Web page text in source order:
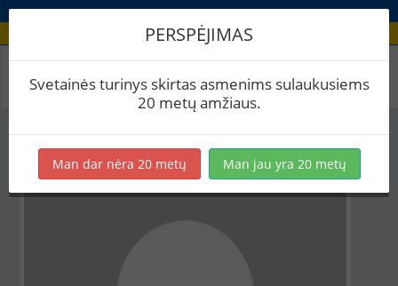
Aludario paskyra
PERSPĖJIMAS
Svetainės turinys skirtas asmenims sulaukusiems
20 metų amžiaus.
Man dar nėra 20 metų Man jau yra 20 metų